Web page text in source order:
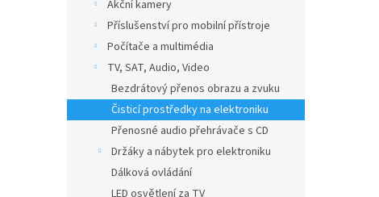
e
l
Akční kamery
Příslušenství pro mobilní přístroje
Počítače a multimédia
TV, SAT, Audio, Video
Bezdrátový přenos obrazu a zvuku
Čisticí prostředky na elektroniku
Přenosné audio přehrávače s CD
Držáky a nábytek pro elektroniku
Dálková ovládání
LED osvětlení za TV